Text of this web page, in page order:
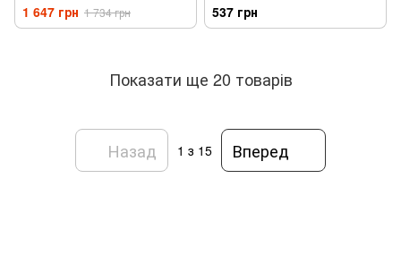
1 647 грн 1 734 грн 537 грн
Показати ще 20 товарів
Назад 1 з 15 Вперед